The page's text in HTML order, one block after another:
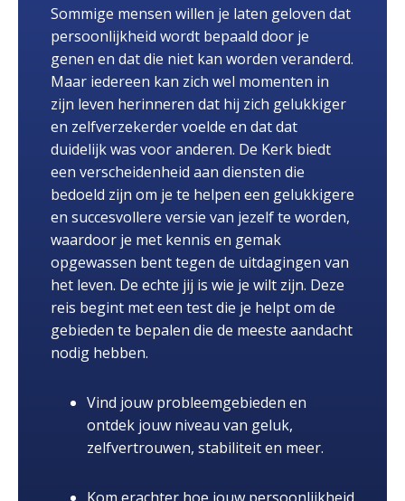
Sommige mensen willen je laten geloven dat
persoonlijkheid wordt bepaald door je
genen en dat die niet kan worden veranderd.
Maar iedereen kan zich wel momenten in
zijn leven herinneren dat hij zich gelukkiger
en zelfverzekerder voelde en dat dat
duidelijk was voor anderen. De Kerk biedt
een verscheidenheid aan diensten die
bedoeld zijn om je te helpen een gelukkigere
en succesvollere versie van jezelf te worden,
waardoor je met kennis en gemak
opgewassen bent tegen de uitdagingen van
het leven. De echte jij is wie je wilt zijn. Deze
reis begint met een test die je helpt om de
gebieden te bepalen die de meeste aandacht
nodig hebben.
Vind jouw probleemgebieden en
ontdek jouw niveau van geluk,
zelfvertrouwen, stabiliteit en meer.